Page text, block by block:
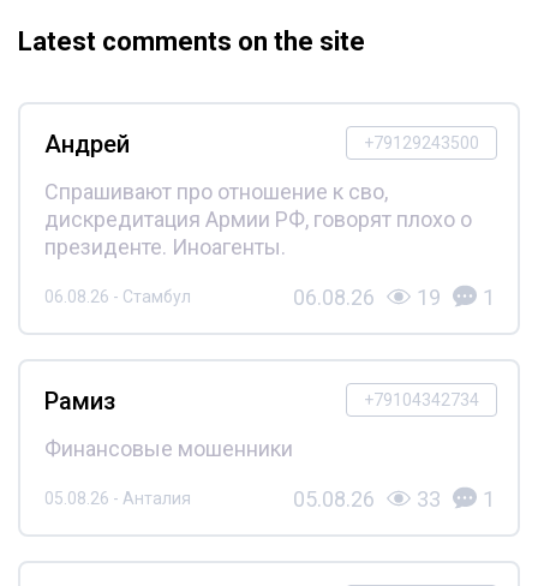
Latest comments on the site
+79129243500
Андрей
Спрашивают про отношение к сво,
дискредитация Армии РФ, говорят плохо о
президенте. Иноагенты.
06.08.26 - Стамбул 06.08.26 19 1
+79104342734
Рамиз
Финансовые мошенники
05.08.26 - Анталия 05.08.26 33 1